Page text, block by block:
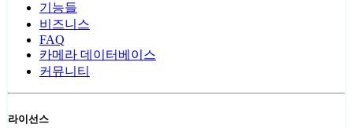
기능들
비즈니스
FAQ
카메라 데이터베이스
커뮤니티
라이선스